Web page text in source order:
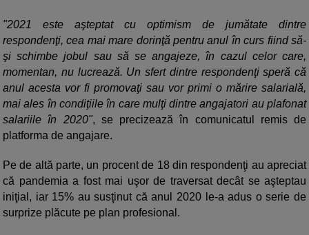
"2021 este aşteptat cu optimism de jumătate dintre
respondenţi, cea mai mare dorinţă pentru anul în curs fiind să-
şi schimbe jobul sau să se angajeze, în cazul celor care,
momentan, nu lucrează. Un sfert dintre respondenţi speră că
anul acesta vor fi promovaţi sau vor primi o mărire salarială,
mai ales în condiţiile în care mulţi dintre angajatori au plafonat
salariile în 2020", se precizează în comunicatul remis de
platforma de angajare.
Pe de altă parte, un procent de 18 din respondenţi au apreciat
că pandemia a fost mai uşor de traversat decât se aşteptau
iniţial, iar 15% au susţinut că anul 2020 le-a adus o serie de
surprize plăcute pe plan profesional.